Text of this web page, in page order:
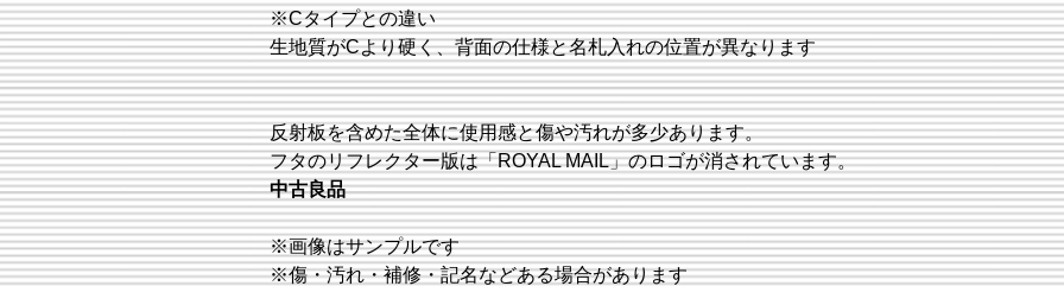
※Cタイプとの違い
生地質がCより硬く、背面の仕様と名札入れの位置が異なります
反射板を含めた全体に使用感と傷や汚れが多少あります。
フタのリフレクター版は「ROYAL MAIL」のロゴが消されています。
中古良品
※画像はサンプルです
※傷・汚れ・補修・記名などある場合があります